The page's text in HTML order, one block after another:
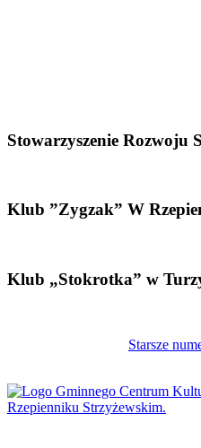
Stowarzyszenie Rozwoju
Klub ”Zygzak” W
Klub „Stokrotka” w
Starsze